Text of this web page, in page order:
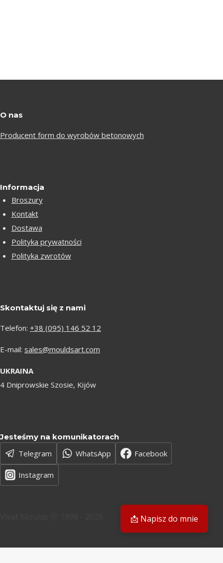
O nas
Producent form do wyrobów betonowych
Informacja
Broszury
Kontakt
Dostawa
Polityka prywatności
Polityka zwrotów
Skontaktuj się z nami
Telefon: +38 (095) 146 52 12
E-mail: sales@mouldsart.com
UKRAINA
4 Dniprowskie Szosie, Kijów
Jesteśmy na komunikatorach
Telegram WhatsApp Facebook
Instagram
📩 Napisz do mnie